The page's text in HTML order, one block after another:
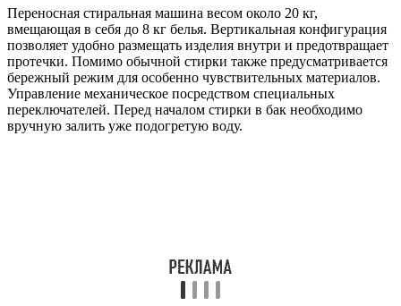
Переносная стиральная машина весом около 20 кг,
вмещающая в себя до 8 кг белья. Вертикальная конфигурация
позволяет удобно размещать изделия внутри и предотвращает
протечки. Помимо обычной стирки также предусматривается
бережный режим для особенно чувствительных материалов.
Управление механическое посредством специальных
переключателей. Перед началом стирки в бак необходимо
вручную залить уже подогретую воду.